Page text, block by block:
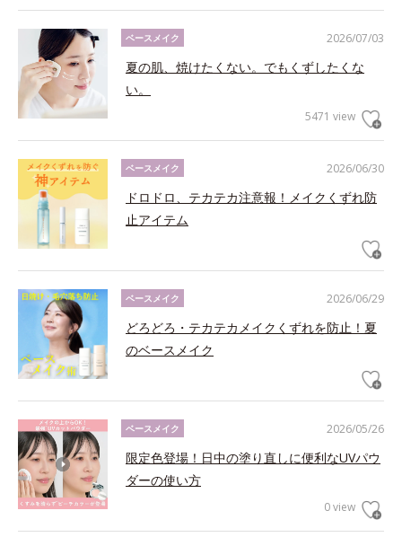
2026/07/03
ベースメイク
夏の肌、焼けたくない。でもくずしたくな
い。
5471 view
2026/06/30
ベースメイク
ドロドロ、テカテカ注意報！メイクくずれ防
止アイテム
2026/06/29
ベースメイク
どろどろ・テカテカメイクくずれを防止！夏
のベースメイク
2026/05/26
ベースメイク
限定色登場！日中の塗り直しに便利なUVパウ
ダーの使い方
0 view